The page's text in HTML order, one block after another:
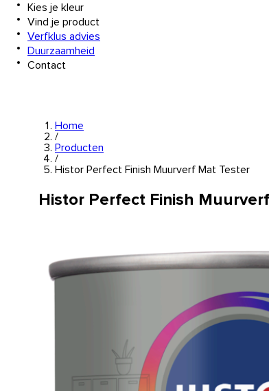
Kies je kleur
Vind je product
Verfklus advies
Duurzaamheid
Contact
Home
/
Producten
/
Histor Perfect Finish Muurverf Mat Tester
Histor Perfect Finish